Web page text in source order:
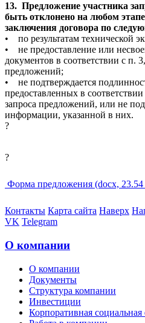
13. Предложение участника
быть отклонено на любом
заключения договора по
• по результатам технической
• не предоставление или
документов в соответствии с п.
предложений;
• не подтверждается
предоставленных в
запроса предложений, или не
информации, указанной в них.
?
?
Форма предложения (docx,
Контакты Карта сайта Наверх
VK Telegram
О компании
О компании
Документы
Структура компании
Инвестиции
Корпоративная социальная